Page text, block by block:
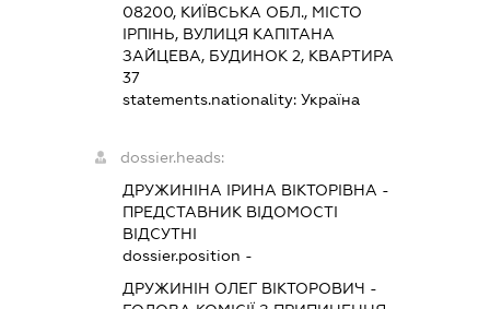
08200, КИЇВСЬКА ОБЛ., МІСТО
ІРПІНЬ, ВУЛИЦЯ КАПІТАНА
ЗАЙЦЕВА, БУДИНОК 2, КВАРТИРА
37
statements.nationality: Україна
dossier.heads:
ДРУЖИНІНА ІРИНА ВІКТОРІВНА -
ПРЕДСТАВНИК ВІДОМОСТІ
ВІДСУТНІ
dossier.position -
ДРУЖИНІН ОЛЕГ ВІКТОРОВИЧ -